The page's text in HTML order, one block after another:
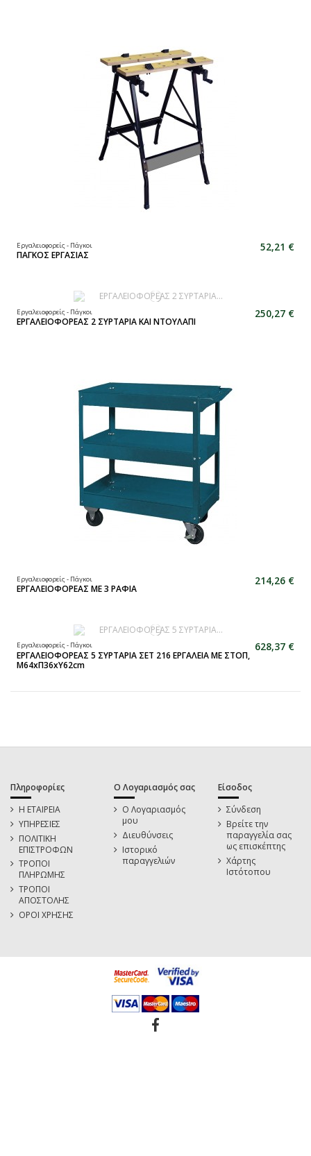
Εργαλειοφορείς - Πάγκοι
ΠΑΓΚΟΣ ΕΡΓΑΣΙΑΣ
52,21 €
Εργαλειοφορείς - Πάγκοι
ΕΡΓΑΛΕΙΟΦΟΡΕΑΣ 2 ΣΥΡΤΑΡΙΑ ΚΑΙ ΝΤΟΥΛΑΠΙ
250,27 €
Εργαλειοφορείς - Πάγκοι
ΕΡΓΑΛΕΙΟΦΟΡΕΑΣ ΜΕ 3 ΡΑΦΙΑ
214,26 €
Εργαλειοφορείς - Πάγκοι
ΕΡΓΑΛΕΙΟΦΟΡΕΑΣ 5 ΣΥΡΤΑΡΙΑ ΣΕΤ 216 ΕΡΓΑΛΕΙΑ ΜΕ ΣΤΟΠ,
Μ64xΠ36xΥ62cm
628,37 €
Πληροφορίες
Η ΕΤΑΙΡΕΙΑ
ΥΠΗΡΕΣΙΕΣ
ΠΟΛΙΤΙΚΗ
ΕΠΙΣΤΡΟΦΩΝ
ΤΡΟΠΟΙ
ΠΛΗΡΩΜΗΣ
ΤΡΟΠΟΙ
ΑΠΟΣΤΟΛΗΣ
ΟΡΟΙ ΧΡΗΣΗΣ
Ο Λογαριασμός σας
Ο Λογαριασμός
μου
Διευθύνσεις
Ιστορικό
παραγγελιών
Είσοδος
Σύνδεση
Βρείτε την
παραγγελία σας
ως επισκέπτης
Χάρτης
Ιστότοπου